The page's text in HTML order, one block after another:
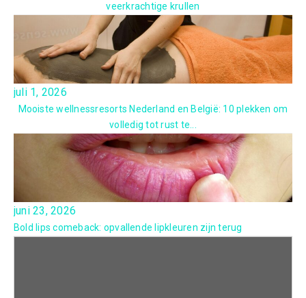
veerkrachtige krullen
juli 1, 2026
Mooiste wellnessresorts Nederland en België: 10 plekken om
volledig tot rust te...
juni 23, 2026
Bold lips comeback: opvallende lipkleuren zijn terug